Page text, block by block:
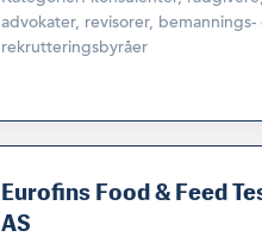
advokater, revisorer, bemannings-
rekrutteringsbyråer
Eurofins Food & Feed
AS